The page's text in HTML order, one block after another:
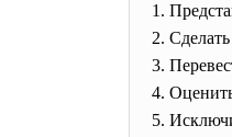
1.
2.
3.
4.
5.